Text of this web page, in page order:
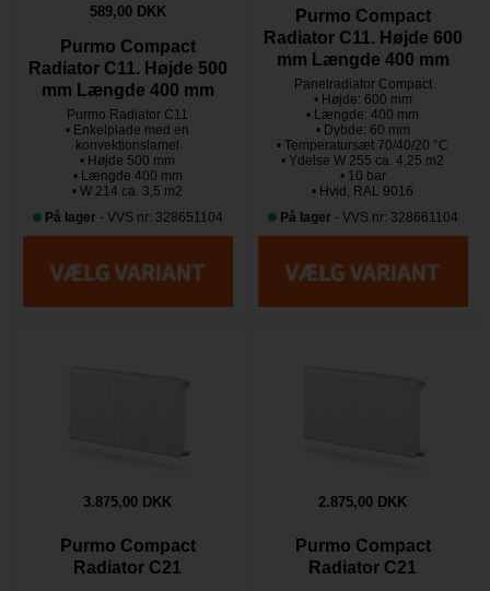
589,00 DKK
Purmo Compact
Radiator C11. Højde 500
mm Længde 400 mm
Purmo Radiator C11
• Enkelplade med en
konvektionslamel
• Højde 500 mm
• Længde 400 mm
• W 214 ca. 3,5 m2
På lager - VVS nr: 328651104
Purmo Compact
Radiator C11. Højde 600
mm Længde 400 mm
Panelradiator Compact
• Højde: 600 mm
• Længde: 400 mm
• Dybde: 60 mm
• Temperatursæt 70/40/20 °C
• Ydelse W 255 ca. 4,25 m2
• 10 bar
• Hvid, RAL 9016
På lager - VVS nr: 328661104
3.875,00 DKK
Purmo Compact
Radiator C21
2.875,00 DKK
Purmo Compact
Radiator C21